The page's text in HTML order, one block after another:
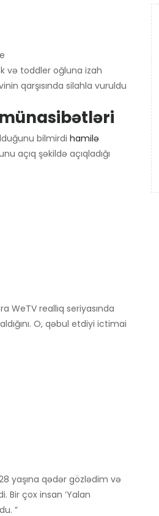
və toddler oğluna izah
qarşısında silahla vuruldu
bilmirdi hamilə
açıq şəkildə açıqladığı
WeTV reallıq seriyasında
O, qəbul etdiyi ictimai
yaşına qədər gözlədim və
Bir çox insan ‘Yalan
”